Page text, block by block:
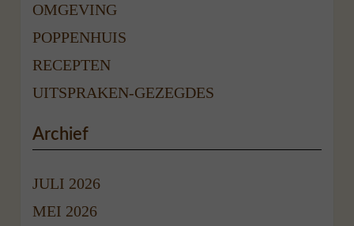
OMGEVING
POPPENHUIS
RECEPTEN
UITSPRAKEN-GEZEGDES
Archief
JULI 2026
MEI 2026